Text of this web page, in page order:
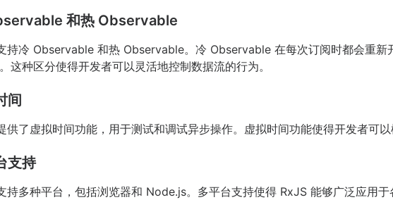
和热 Observable
持冷 Observable 和热 Observable。冷 Observable 在每次订阅时都会重
这种区分使得开发者可以灵活地控制数据流的行为。
间
供了虚拟时间功能，用于测试和调试异步操作。虚拟时间功能使得开发者可
支持
持多种平台，包括浏览器和 Node.js。多平台支持使得 RxJS 能够广泛应用于